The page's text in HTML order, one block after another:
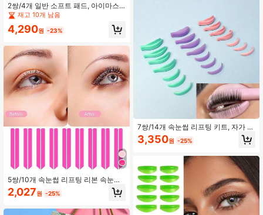
2쌍/4개 일반 소프트 패드, 아이마스
크로 사용 가능, 부드럽고 재사용 가
능, 초박형 속눈썹 리프팅 패드, 속눈
썹 펌과 속눈썹 연장에 좋은 도우미,
상)
재고 10개 남음
4,290원 -23%
5쌍/10개 속눈썹 리프팅 리본 속눈썹
컬러 실리콘 패드 부드러운 줄무늬 속
눈썹 리프팅 도구 (핑크, 투명 글리터)
2,027원 -25%
7쌍/14개 속눈썹 리프팅 키트, 자가 접
착 실리콘 패드, 속눈썹 파마, 컬링 및
연장에 적합 - 컬링 로드 및 패드, 완벽
3,350원 -25%